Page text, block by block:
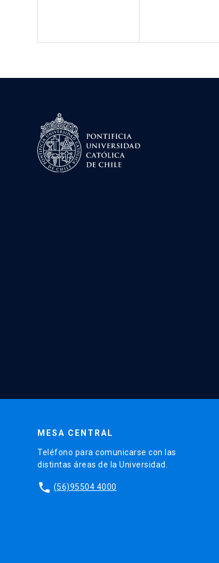
MESA CENTRAL
Teléfono para comunicarse con las
distintas áreas de la Universidad.
phone (56)95504 4000